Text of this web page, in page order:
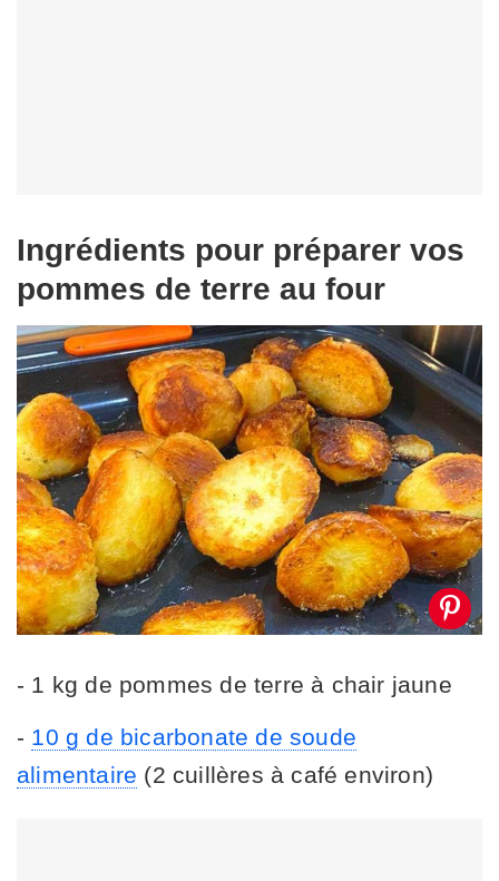
Ingrédients pour préparer vos
pommes de terre au four
- 1 kg de pommes de terre à chair jaune
- 10 g de bicarbonate de soude
alimentaire (2 cuillères à café environ)